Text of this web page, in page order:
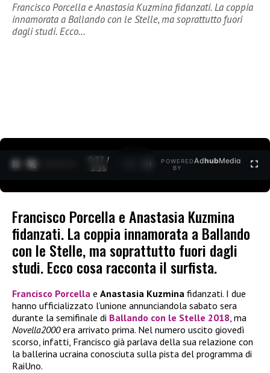
Francisco Porcella e Anastasia Kuzmina fidanzati. La coppia
innamorata a Ballando con le Stelle, ma soprattutto fuori
dagli studi. Ecco…
0:27 /
3:35
POWERED
BY
AdhubMedia
Francisco Porcella e Anastasia Kuzmina
fidanzati. La coppia innamorata a Ballando
con le Stelle, ma soprattutto fuori dagli
studi. Ecco cosa racconta il surfista.
Francisco Porcella e Anastasia Kuzmina fidanzati. I due
hanno ufficializzato l’unione annunciandola sabato sera
durante la semifinale di Ballando con le Stelle 2018, ma
Novella2000era arrivato prima. Nel numero uscito giovedì
scorso, infatti, Francisco già parlava della sua relazione con
la ballerina ucraina conosciuta sulla pista del programma di
RaiUno.